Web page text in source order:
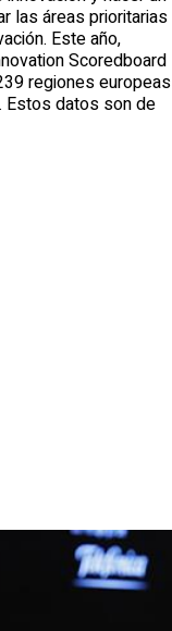
las áreas prioritarias
Este año,
Scoredboard
regiones europeas
Estos datos son de